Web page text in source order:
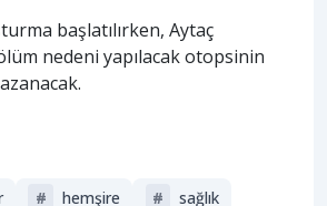
başlatılırken, Aytaç
nedeni yapılacak otopsinin
# hemşire #
sağlık